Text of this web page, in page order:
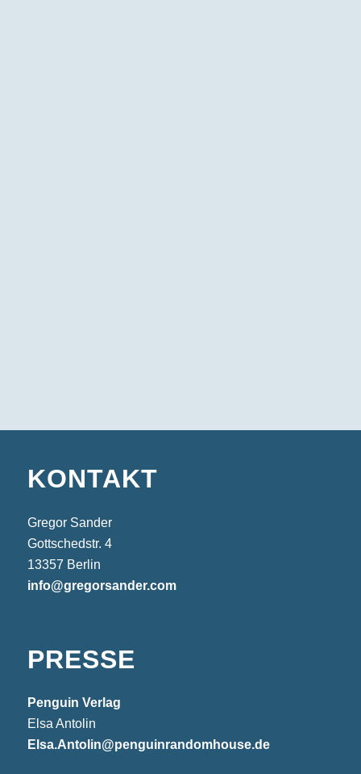
KONTAKT
Gregor Sander
Gottschedstr. 4
13357 Berlin
info@gregorsander.com
PRESSE
Penguin Verlag
Elsa Antolin
Elsa.Antolin@penguinrandomhouse.de